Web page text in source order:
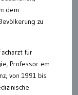
dem
zu
für
Professor em.
von 1991 bis